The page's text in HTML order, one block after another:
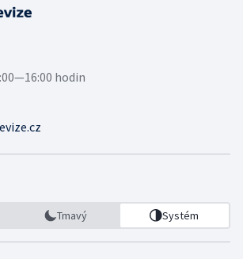
hodin
Tmavý Systém